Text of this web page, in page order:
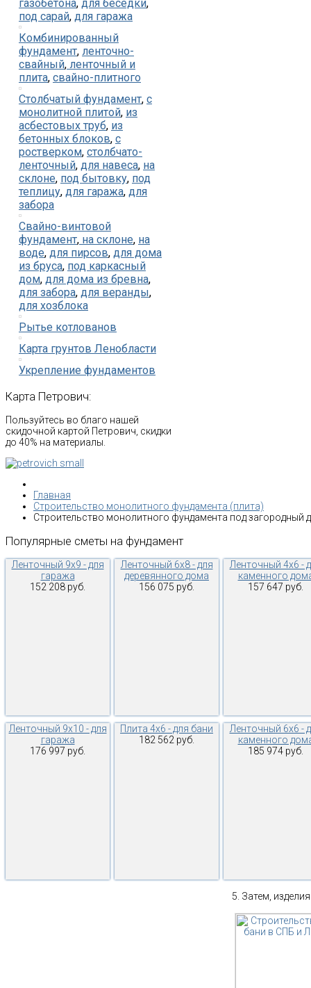
газобетона, для беседки,
под сарай, для гаража
Комбинированный
фундамент, ленточно-
свайный, ленточный и
плита, свайно-плитного
Столбчатый фундамент, с
монолитной плитой, из
асбестовых труб, из
бетонных блоков, с
ростверком, столбчато-
ленточный, для навеса, на
склоне, под бытовку, под
теплицу, для гаража, для
забора
Свайно-винтовой
фундамент, на склоне, на
воде, для пирсов, для дома
из бруса, под каркасный
дом, для дома из бревна,
для забора, для веранды,
для хозблока
Рытье котлованов
Карта грунтов Ленобласти
Укрепление фундаментов
Карта Петрович:
Пользуйтесь во благо нашей
скидочной картой Петрович, скидки
до 40% на материалы.
Главная
Строительство монолитного фундамента (плита)
Строительство монолитного фундамента под загородный
Популярные сметы на фундамент
Ленточный 9х9 - для
гаража
152 208 руб.
Ленточный 6х8 - для
деревянного дома
156 075 руб.
Ленточный 4х6 -
каменного
157 647 руб.
Ленточный 9х10 - для
гаража
176 997 руб.
Плита 4х6 - для бани
182 562 руб.
Ленточный 6х6 -
каменного
185 974 руб.
Затем,